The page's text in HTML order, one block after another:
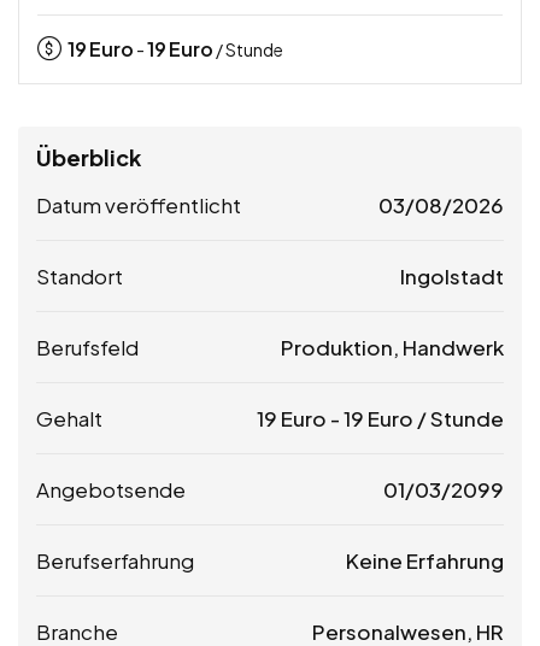
19Euro -19Euro / Stunde
Überblick
Datum veröffentlicht 03/08/2026
Standort Ingolstadt
Berufsfeld Produktion, Handwerk
Gehalt 19 Euro -19 Euro / Stunde
Angebotsende 01/03/2099
Berufserfahrung Keine Erfahrung
Branche Personalwesen, HR